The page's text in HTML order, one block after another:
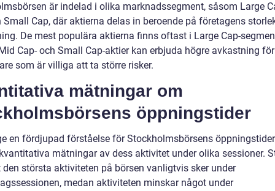
är indelad i olika marknadssegment, såsom Large
Small Cap, där aktierna delas in beroende på företagens
De mest populära aktierna finns oftast i Large Cap-
Cap- och Small Cap-aktier kan erbjuda högre avkastning för
som är villiga att ta större risker.
mätningar om
öppningstider
en fördjupad förståelse för Stockholmsbörsens
mätningar av dess aktivitet under olika sessioner.
största aktiviteten på börsen vanligtvis sker under
medan aktiviteten minskar något under